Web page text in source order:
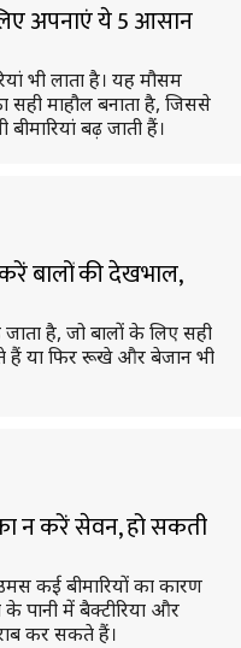
अपनाएं ये 5 आसान
भी लाता है। यह मौसम
माहौल बनाता है, जिससे
बढ़ जाती हैं।
बालों की देखभाल,
है, जो बालों के लिए सही
हैं या फिर रूखे और बेजान भी
का न करें सेवन, हो सकती
कई बीमारियों का कारण
पानी में बैक्टीरिया और
कर सकते हैं।